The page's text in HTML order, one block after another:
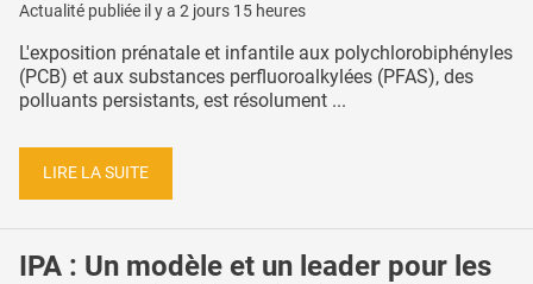
Actualité publiée il y a 2 jours 15 heures
L'exposition prénatale et infantile aux polychlorobiphényles
(PCB) et aux substances perfluoroalkylées (PFAS), des
polluants persistants, est résolument ...
LIRE LA SUITE
IPA : Un modèle et un leader pour les